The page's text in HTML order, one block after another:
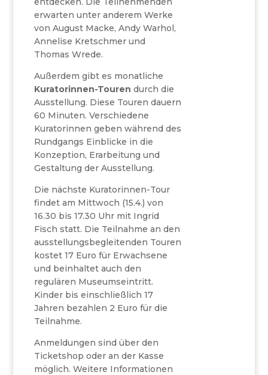
erwarten unter anderem Werke
von August Macke, Andy Warhol,
Annelise Kretschmer und
Thomas Wrede.
Außerdem gibt es monatliche
Kuratorinnen-Touren durch die
Ausstellung. Diese Touren dauern
60 Minuten. Verschiedene
Kuratorinnen geben während des
Rundgangs Einblicke in die
Konzeption, Erarbeitung und
Gestaltung der Ausstellung.
Die nächste Kuratorinnen-Tour
findet am Mittwoch (15.4.) von
16.30 bis 17.30 Uhr mit Ingrid
Fisch statt. Die Teilnahme an den
ausstellungsbegleitenden Touren
kostet 17 Euro für Erwachsene
und beinhaltet auch den
regulären Museumseintritt.
Kinder bis einschließlich 17
Jahren bezahlen 2 Euro für die
Teilnahme.
Anmeldungen sind über den
Ticketshop oder an der Kasse
möglich. Weitere Informationen